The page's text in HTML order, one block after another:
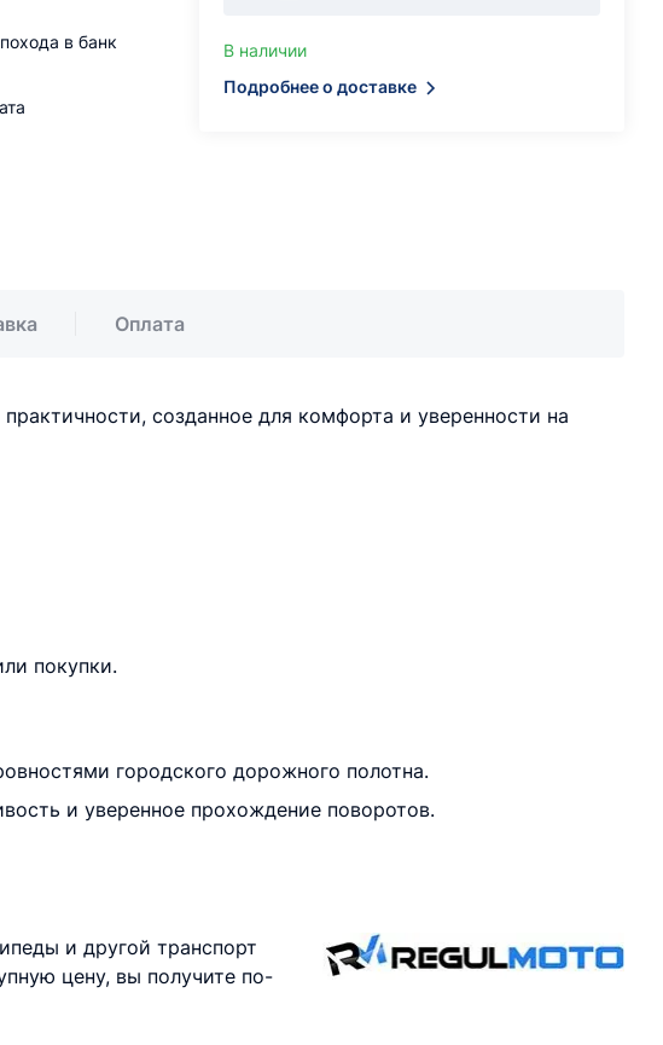
в банк
В наличии
Подробнее о доставке
Оплата
созданное для комфорта и уверенности на
покупки.
городского дорожного полотна.
и уверенное прохождение поворотов.
и другой транспорт
цену, вы получите по-